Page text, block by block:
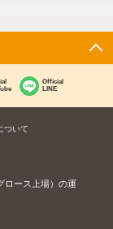
Official
LINE
ついて
ロース上場）の運